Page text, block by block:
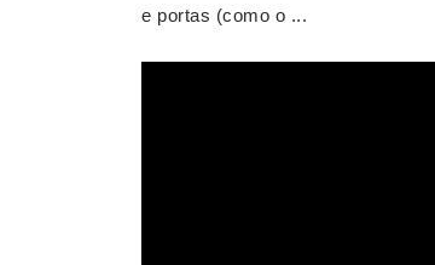
e portas (como o ...